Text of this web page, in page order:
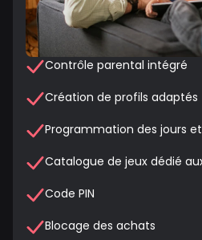
Contrôle parental intégré
Création de profils adaptés
Programmation des jours
Catalogue de jeux dédié
Code PIN
Blocage des achats